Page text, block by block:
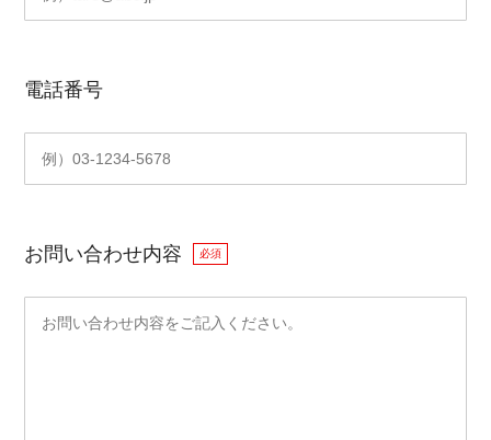
電話番号
お問い合わせ内容 必須